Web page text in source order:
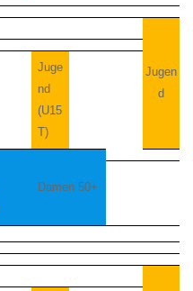
Jugen
d
Juge
nd
(U15
T)
Damen 50+